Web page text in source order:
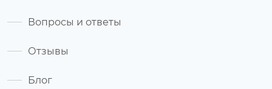
Вопросы и ответы
Отзывы
Блог